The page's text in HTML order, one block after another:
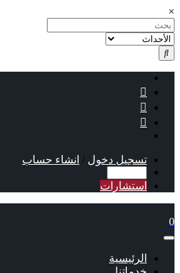
×
تسجيل دخول / انشاء حساب
استشارات
0
الرئيسية